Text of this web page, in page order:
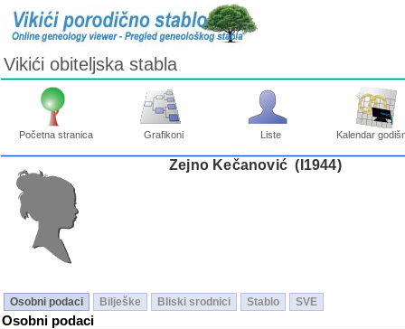
Vikići obiteljska stabla
Početna stranica Grafikoni Liste Kalendar
Zejno Kečanović ‎(I1944)‎
Osobni podaci Bilješke Bliski srodnici Stablo SVE
Osobni podaci